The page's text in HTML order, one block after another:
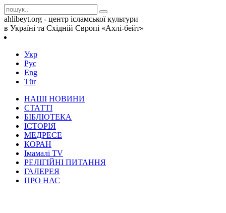
ahlibeyt.org - центр ісламської культури
в Україні та Східній Європі «Ахлі-бейт»
Укр
Рус
Eng
Tür
НАШІ НОВИНИ
СТАТТІ
БІБЛІОТЕКА
ІСТОРІЯ
МЕДРЕСЕ
КОРАН
Iмамалi TV
РЕЛІГІЙНІ ПИТАННЯ
ГАЛЕРЕЯ
ПРО НАС